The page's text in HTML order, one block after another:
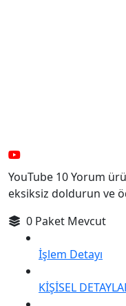
YouTube 10 Yorum
eksiksiz doldurun ve
0 Paket Mevcut
İşlem Detayı
KİŞİSEL